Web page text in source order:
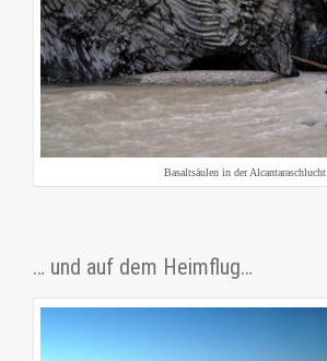
Basaltsäulen in der Alcantaraschlucht
… und auf dem Heimflug…